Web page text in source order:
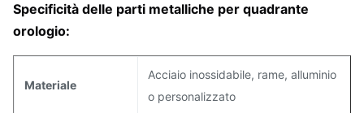
Specificità delle parti metalliche per quadrante
orologio:
Materiale
Acciaio inossidabile, rame, alluminio
o personalizzato